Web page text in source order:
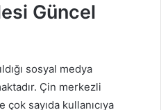
Güncel
sosyal medya
Çin merkezli
sayıda kullanıcıya